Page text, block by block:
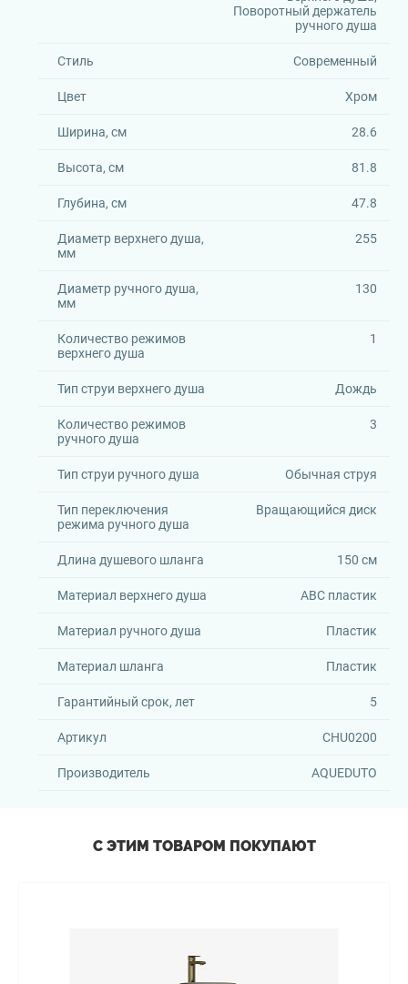
Поворотный держатель
ручного душа
Стиль Современный
Цвет Хром
Ширина, см 28.6
Высота, см 81.8
Глубина, см 47.8
Диаметр верхнего душа,
мм
255
Диаметр ручного душа,
мм
130
Количество режимов
верхнего душа
1
Тип струи верхнего душа Дождь
Количество режимов
ручного душа
3
Тип струи ручного душа Обычная струя
Тип переключения
режима ручного душа
Вращающийся диск
Длина душевого шланга 150 см
Материал верхнего душа АВС пластик
Материал ручного душа Пластик
Материал шланга Пластик
Гарантийный срок, лет 5
Артикул CHU0200
Производитель AQUEDUTO
С ЭТИМ ТОВАРОМ ПОКУПАЮТ